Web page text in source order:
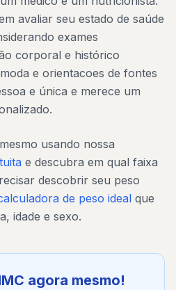
avaliar seu estado de saúde
exames
corporal e histórico
e orientacoes de fontes
e única e merece um
usando nossa
e descubra em qual faixa
descobrir seu peso
de peso ideal que
idade e sexo.
agora mesmo!